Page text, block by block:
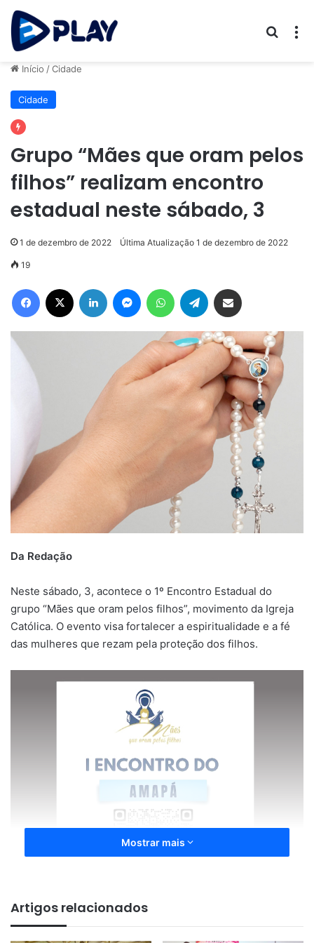
Início /Cidade
Cidade
Grupo “Mães que oram pelos
filhos” realizam encontro
estadual neste sábado, 3
1 de dezembro de 2022 Última Atualização 1 de dezembro de 2022
19
Facebook Linkedin MessengerWhatsAppTelegram
Da Redação
Neste sábado, 3, acontece o 1º Encontro Estadual do
grupo “Mães que oram pelos filhos”, movimento da Igreja
Católica. O evento visa fortalecer a espiritualidade e a fé
das mulheres que rezam pela proteção dos filhos.
Mostrar mais
Artigos relacionados